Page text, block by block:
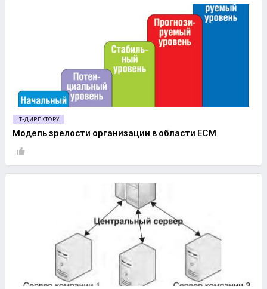
IT-ДИРЕКТОРУ
Модель зрелости организации в области ECM